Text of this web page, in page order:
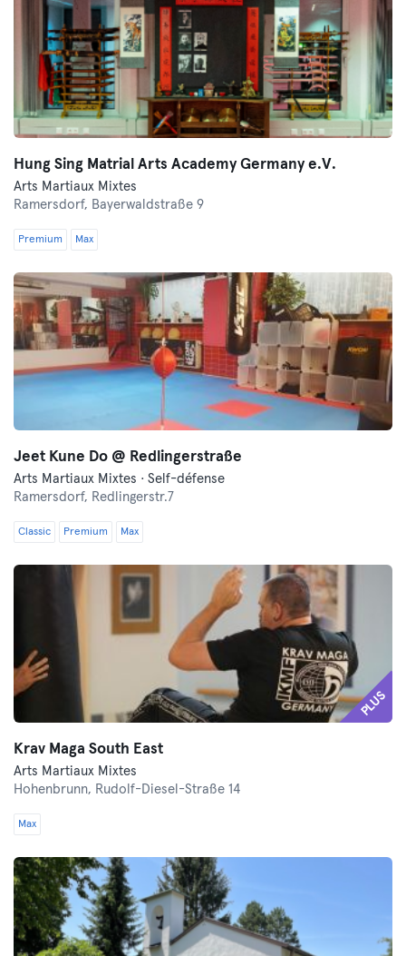
Hung Sing Matrial Arts Academy Germany e.V.
Arts Martiaux Mixtes
Ramersdorf, Bayerwaldstraße 9
Premium Max
Jeet Kune Do @ Redlingerstraße
Arts Martiaux Mixtes · Self-défense
Ramersdorf, Redlingerstr.7
Classic Premium Max
PLUS
Krav Maga South East
Arts Martiaux Mixtes
Hohenbrunn, Rudolf-Diesel-Straße 14
Max